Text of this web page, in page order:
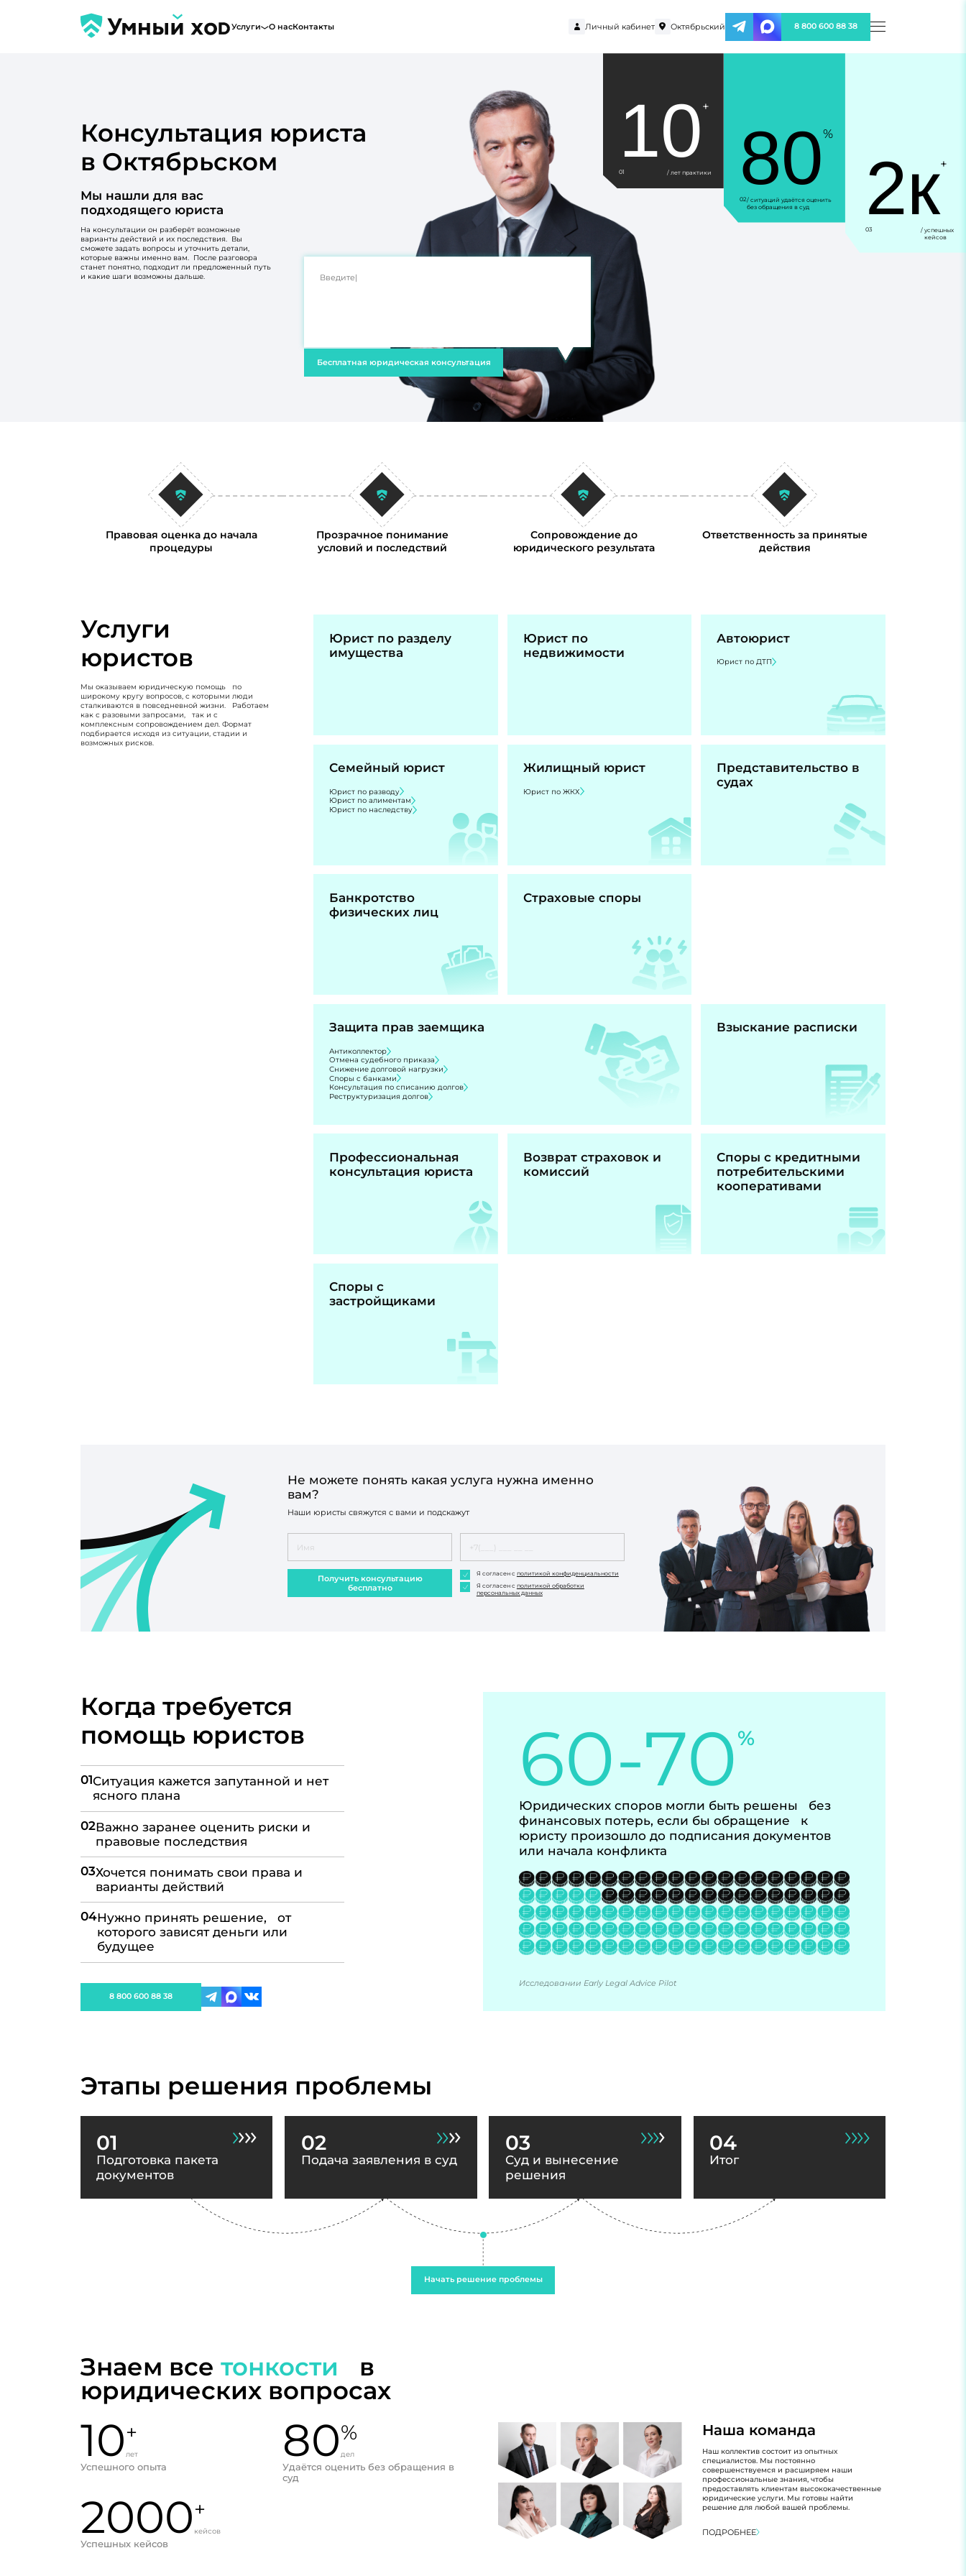
Услуги О насКонтакты Личный кабинет Октябрьский 8 800 600 88 38
Консультация юриста
в Октябрьском
Мы нашли для вас
подходящего юриста
На консультации он разберёт возможные
варианты действий и их последствия. Вы
сможете задать вопросы и уточнить детали,
которые важны именно вам. После разговора
станет понятно, подходит ли предложенный путь
и какие шаги возможны дальше.
Бесплатная юридическая консультация
10 +
01 / лет практики 80%
02/ ситуаций удаётся оценить
без обращения в суд
2к+
03
/ успешных
кейсов
Правовая оценка до начала
процедуры
Прозрачное понимание
условий и последствий
Сопровождение до
юридического результата
Ответственность за принятые
действия
Услуги
юристов
Мы оказываем юридическую помощь по
широкому кругу вопросов, с которыми люди
сталкиваются в повседневной жизни. Работаем
как с разовыми запросами, так и с
комплексным сопровождением дел. Формат
подбирается исходя из ситуации, стадии и
возможных рисков.
Юрист по разделу
имущества
Юрист по
недвижимости
Автоюрист
Юрист по ДТП
Семейный юрист
Юрист по разводу
Юрист по алиментам
Юрист по наследству
Жилищный юрист
Юрист по ЖКХ
Представительство в
судах
Банкротство
физических лиц
Страховые споры
Защита прав заемщика
Антиколлектор
Отмена судебного приказа
Снижение долговой нагрузки
Споры с банками
Консультация по списанию долгов
Реструктуризация долгов
Взыскание расписки
Профессиональная
консультация юриста
Возврат страховок и
комиссий
Споры с кредитными
потребительскими
кооперативами
Споры с
застройщиками
Не можете понять какая услуга нужна именно
вам?
Наши юристы свяжутся с вами и подскажут
Получить консультацию
бесплатно
Я согласен с политикой конфиденциальности
Я согласен с политикой обработки
персональных данных
Когда требуется
помощь юристов
01Ситуация кажется запутанной и нет
ясного плана
02Важно заранее оценить риски и
правовые последствия
03Хочется понимать свои права и
варианты действий
04Нужно принять решение, от
которого зависят деньги или
будущее
8 800 600 88 38
60-70%
Юридических споров могли быть решены без
финансовых потерь, если бы обращение к
юристу произошло до подписания документов
или начала конфликта
Исследовании Early Legal Advice Pilot
Этапы решения проблемы
01
Подготовка пакета
документов
02
Подача заявления в суд
03
Суд и вынесение
решения
04
Итог
Начать решение проблемы
Знаем все тонкости в
юридических вопросах
10+
лет
Успешного опыта
80%
дел
Удаётся оценить без обращения в
суд
2000+
кейсов
Успешных кейсов
Наша команда
Наш коллектив состоит из опытных
специалистов. Мы постоянно
совершенствуемся и расширяем наши
профессиональные знания, чтобы
предоставлять клиентам высококачественные
юридические услуги. Мы готовы найти
решение для любой вашей проблемы.
ПОДРОБНЕЕ